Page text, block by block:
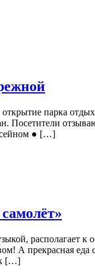
парка
Посетители
● […]
располагает
А прекрасная
[…]